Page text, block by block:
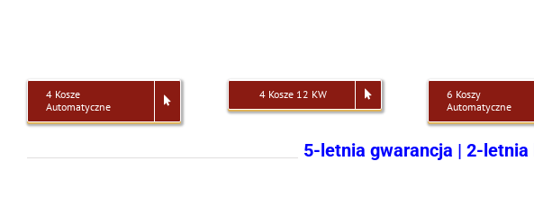
4 Kosze
Automatyczne
4 Kosze 12 KW
6 Koszy
Automatyczne
5-letnia gwarancja | 2-letnia